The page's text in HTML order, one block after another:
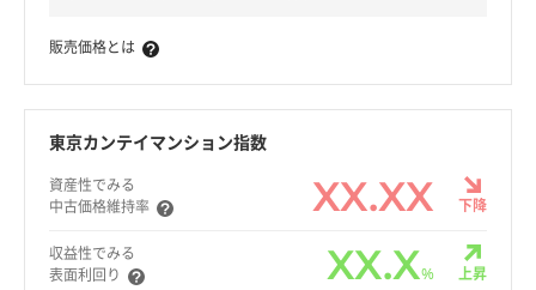
販売価格とは
東京カンテイマンション指数
資産性でみる
中古価格維持率
XX.XX 下降
収益性でみる
表面利回り
XX.X% 上昇